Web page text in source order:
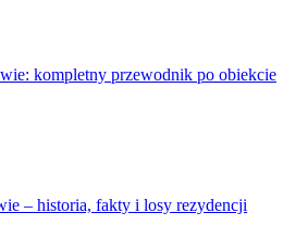
kompletny przewodnik po obiekcie
– historia, fakty i losy rezydencji